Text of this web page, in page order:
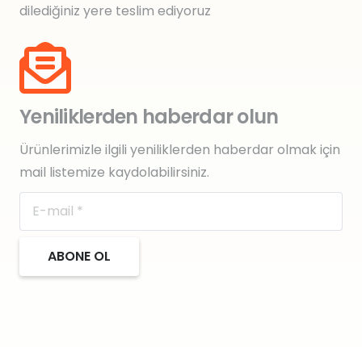
dilediğiniz yere teslim ediyoruz
Yeniliklerden haberdar olun
Ürünlerimizle ilgili yeniliklerden haberdar olmak için
mail listemize kaydolabilirsiniz.
ABONE OL